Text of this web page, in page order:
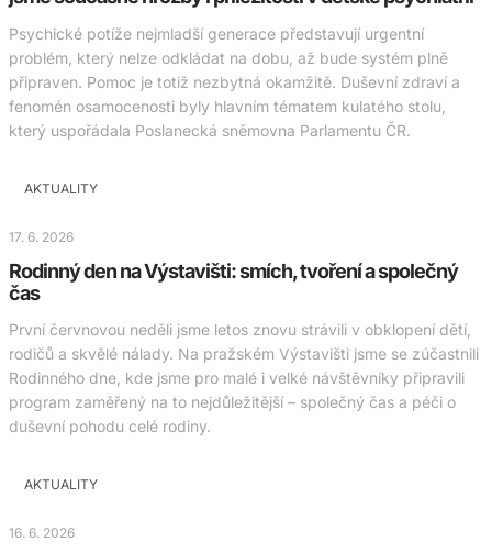
Psychické potíže nejmladší generace představují urgentní
problém, který nelze odkládat na dobu, až bude systém plně
připraven. Pomoc je totiž nezbytná okamžitě. Duševní zdraví a
fenomén osamocenosti byly hlavním tématem kulatého stolu,
který uspořádala Poslanecká sněmovna Parlamentu ČR.
AKTUALITY
17. 6. 2026
Rodinný den na Výstavišti: smích, tvoření a společný
čas
První červnovou neděli jsme letos znovu strávili v obklopení dětí,
rodičů a skvělé nálady. Na pražském Výstavišti jsme se zúčastnili
Rodinného dne, kde jsme pro malé i velké návštěvníky připravili
program zaměřený na to nejdůležitější – společný čas a péči o
duševní pohodu celé rodiny.
AKTUALITY
16. 6. 2026